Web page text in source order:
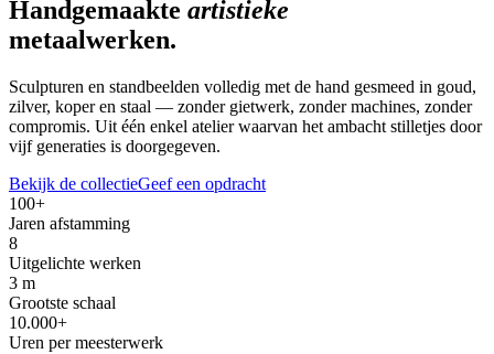
Handgemaakte artistieke
metaalwerken.
Sculpturen en standbeelden volledig met de hand gesmeed in goud,
zilver, koper en staal — zonder gietwerk, zonder machines, zonder
compromis. Uit één enkel atelier waarvan het ambacht stilletjes door
vijf generaties is doorgegeven.
Bekijk de collectieGeef een opdracht
100+
Jaren afstamming
8
Uitgelichte werken
3 m
Grootste schaal
10.000+
Uren per meesterwerk